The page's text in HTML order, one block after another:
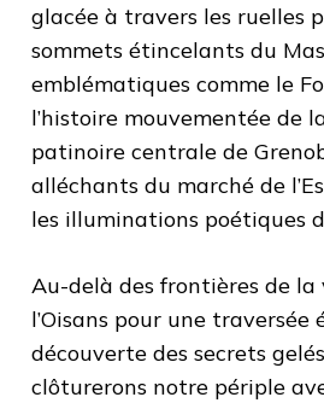
glacée à travers les ruelles
sommets étincelants du
emblématiques comme le
l’histoire mouvementée de
patinoire centrale de
alléchants du marché de
les illuminations poétiques
Au-delà des frontières de
l’Oisans pour une
découverte des secrets
clôturerons notre périple